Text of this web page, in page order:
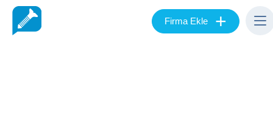
Firma Ekle +